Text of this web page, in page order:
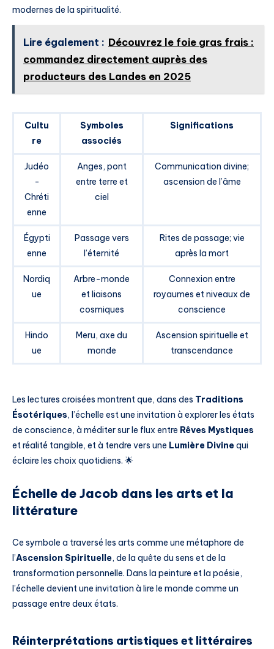
modernes de la spiritualité.
Lire également : Découvrez le foie gras frais :
commandez directement auprès des
producteurs des Landes en 2025
Cultu
re
Symboles
associés
Significations
Judéo
-
Chréti
enne
Anges, pont
entre terre et
ciel
Communication divine;
ascension de l’âme
Égypti
enne
Passage vers
l’éternité
Rites de passage; vie
après la mort
Nordiq
ue
Arbre-monde
et liaisons
cosmiques
Connexion entre
royaumes et niveaux de
conscience
Hindo
ue
Meru, axe du
monde
Ascension spirituelle et
transcendance
Les lectures croisées montrent que, dans des Traditions
Ésotériques, l’échelle est une invitation à explorer les états
de conscience, à méditer sur le flux entre Rêves Mystiques
et réalité tangible, et à tendre vers une Lumière Divinequi
éclaire les choix quotidiens. 🌟
Échelle de Jacob dans les arts et la
littérature
Ce symbole a traversé les arts comme une métaphore de
l’Ascension Spirituelle, de la quête du sens et de la
transformation personnelle. Dans la peinture et la poésie,
l’échelle devient une invitation à lire le monde comme un
passage entre deux états.
Réinterprétations artistiques et littéraires